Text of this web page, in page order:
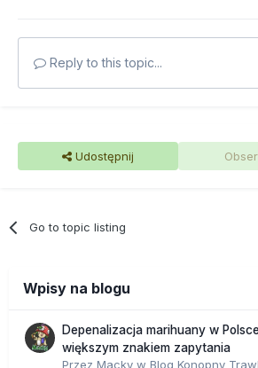
Reply to this topic...
Udostępnij
Go to topic listing
Wpisy na blogu
Depenalizacja marihuany w
większym znakiem zapytania
Przez Macky w Blog Konopny